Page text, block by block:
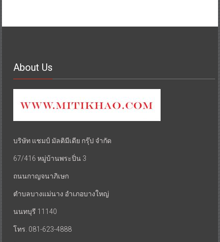
About Us
บริษัท แชมป์ มัลติมีเดีย กรุ๊ป จำกัด
67/416 หมู่บ้านพระปิ่น 3
ถนนกาญจนาภิเษก
ตำบลบางแม่นาง อำเภอบางใหญ่
นนทบุรี 11140
โทร. 081-623-4888